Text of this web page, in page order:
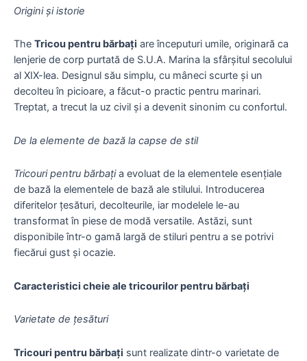
Origini și istorie
The Tricou pentru bărbați are începuturi umile, originară ca
lenjerie de corp purtată de S.U.A. Marina la sfârșitul secolului
al XIX-lea. Designul său simplu, cu mâneci scurte și un
decolteu în picioare, a făcut-o practic pentru marinari.
Treptat, a trecut la uz civil și a devenit sinonim cu confortul.
De la elemente de bază la capse de stil
Tricouri pentru bărbația evoluat de la elementele esențiale
de bază la elementele de bază ale stilului. Introducerea
diferitelor țesături, decolteurile, iar modelele le-au
transformat în piese de modă versatile. Astăzi, sunt
disponibile într-o gamă largă de stiluri pentru a se potrivi
fiecărui gust și ocazie.
Caracteristici cheie ale tricourilor pentru bărbați
Varietate de țesături
Tricouri pentru bărbați sunt realizate dintr-o varietate de